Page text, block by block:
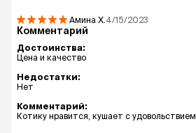
Амина Х. 4/15/2023
Комментарий
Достоинства:
Цена и качество
Недостатки:
Нет
Комментарий:
Котику нравится, кушает с удовольствием